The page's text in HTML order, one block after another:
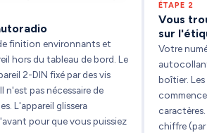
finition environnants et
hors du tableau de bord. Le
2-DIN fixé par des vis
n'est pas nécessaire de
L'appareil glissera
pour que vous puissiez
ÉTAPE 2
Vous
sur
Votre
boîtier. Les
chiffre